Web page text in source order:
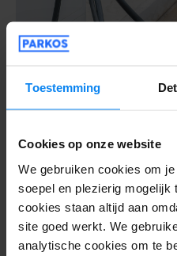
Toestemming
Cookies op onze website
We gebruiken cookies om
soepel en plezierig mogelijk
cookies staan altijd aan
site goed werkt. We
analytische cookies om te
mei, 2023 Leestijd: 9 min